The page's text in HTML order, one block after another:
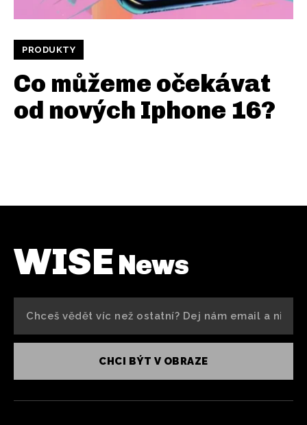
PRODUKTY
Co můžeme očekávat
od nových Iphone 16?
WISENews
CHCI BÝT V OBRAZE